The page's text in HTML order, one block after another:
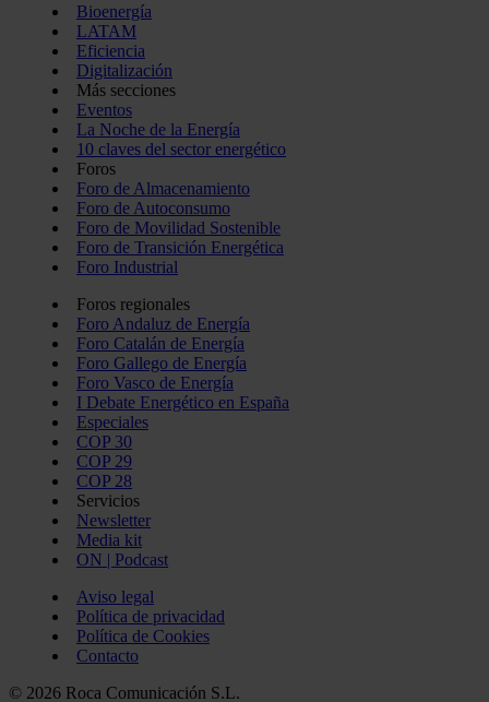
Bioenergía
LATAM
Eficiencia
Digitalización
Más secciones
Eventos
La Noche de la Energía
10 claves del sector energético
Foros
Foro de Almacenamiento
Foro de Autoconsumo
Foro de Movilidad Sostenible
Foro de Transición Energética
Foro Industrial
Foros regionales
Foro Andaluz de Energía
Foro Catalán de Energía
Foro Gallego de Energía
Foro Vasco de Energía
I Debate Energético en España
Especiales
COP 30
COP 29
COP 28
Servicios
Newsletter
Media kit
ON | Podcast
Aviso legal
Política de privacidad
Política de Cookies
Contacto
© 2026 Roca Comunicación S.L.